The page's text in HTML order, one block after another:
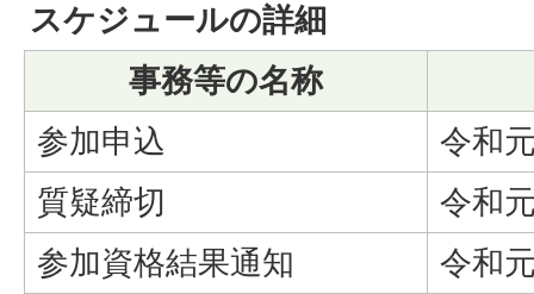
スケジュールの詳細
事務等の名称
参加申込
令和
質疑締切
令和
参加資格結果通知
令和